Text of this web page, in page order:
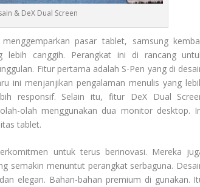
& DeX Dual Screen
pasar tablet, samsung
lebih canggih. Perangkat ini di rancang
Fitur pertama adalah S-Pen yang di
ini menjanjikan pengalaman menulis yang
responsif. Selain itu, fitur DeX Dual
olah menggunakan dua monitor desktop.
tablet.
untuk terus berinovasi. Mereka
semakin menuntut perangkat serbaguna.
elegan. Bahan-bahan premium di gunakan.